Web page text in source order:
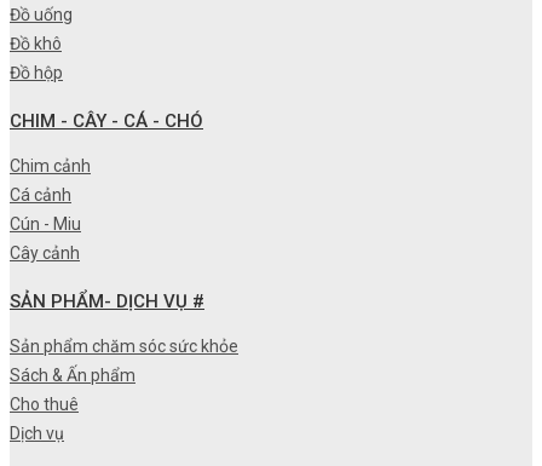
Đồ uống
Đồ khô
Đồ hộp
CHIM - CÂY - CÁ - CHÓ
Chim cảnh
Cá cảnh
Cún - Miu
Cây cảnh
SẢN PHẨM- DỊCH VỤ #
Sản phẩm chăm sóc sức khỏe
Sách & Ấn phẩm
Cho thuê
Dịch vụ